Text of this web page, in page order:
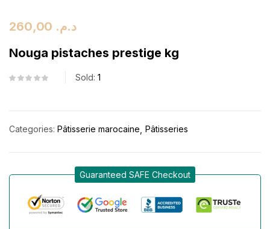
د.م.
Nouga pistaches prestige kg
Sold: 1
Categories: Pâtisserie marocaine Pâtisseries
Guaranteed SAFE Checkout